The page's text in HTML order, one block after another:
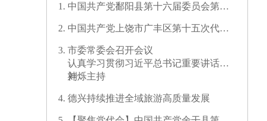
中国共产党鄱阳县第十六届委员会第一
中国共产党上饶市广丰区第十五次代表
市委常委会召开会议
认真学习贯彻习近平总书记重要讲话精
神
刘烁主持
德兴持续推进全域旅游高质量发展